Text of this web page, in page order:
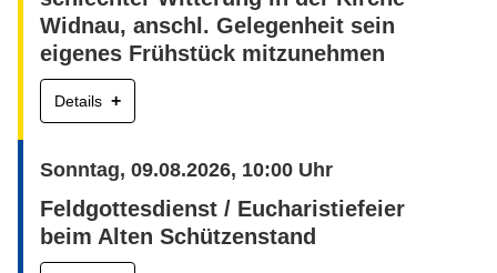
Widnau, anschl. Gelegenheit sein
eigenes Frühstück mitzunehmen
Details +
Sonntag, 09.08.2026, 10:00 Uhr
Feldgottesdienst / Eucharistiefeier
beim Alten Schützenstand